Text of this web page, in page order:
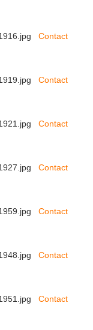
Contact
Contact
Contact
Contact
Contact
Contact
Contact